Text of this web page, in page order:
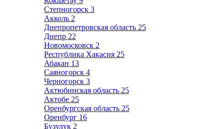
Степногорск 3
Акколь 2
Днепропетровская область 25
Днепр 22
Новомосковск 2
Республика Хакасия 25
Абакан 13
Саяногорск 4
Черногорск 3
Актюбинская область 25
Актобе 25
Оренбургская область 25
Оренбург 16
Бузулук 2